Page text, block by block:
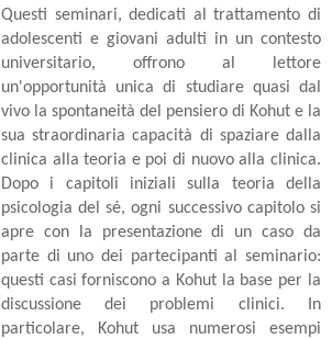
Questi seminari, dedicati al trattamento di
adolescenti e giovani adulti in un contesto
universitario, offrono al lettore
un'opportunità unica di studiare quasi dal
vivo la spontaneità del pensiero di Kohut e la
sua straordinaria capacità di spaziare dalla
clinica alla teoria e poi di nuovo alla clinica.
Dopo i capitoli iniziali sulla teoria della
psicologia del sé, ogni successivo capitolo si
apre con la presentazione di un caso da
parte di uno dei partecipanti al seminario:
questi casi forniscono a Kohut la base per la
discussione dei problemi clinici. In
particolare, Kohut usa numerosi esempi